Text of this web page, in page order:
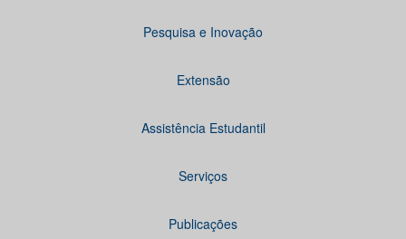
Pesquisa e Inovação
Extensão
Assistência Estudantil
Serviços
Publicações